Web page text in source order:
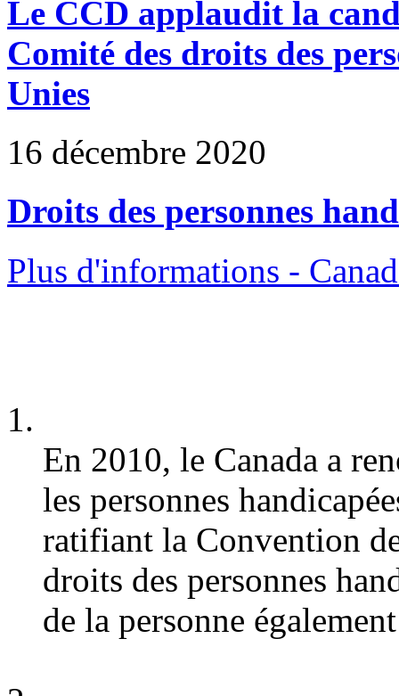
Le CCD applaudit la
Comité des droits des
Unies
16 décembre 2020
Droits des personnes
Plus d'informations -
En 2010, le Canada a
les personnes
ratifiant la Convention
droits des personnes
de la personne